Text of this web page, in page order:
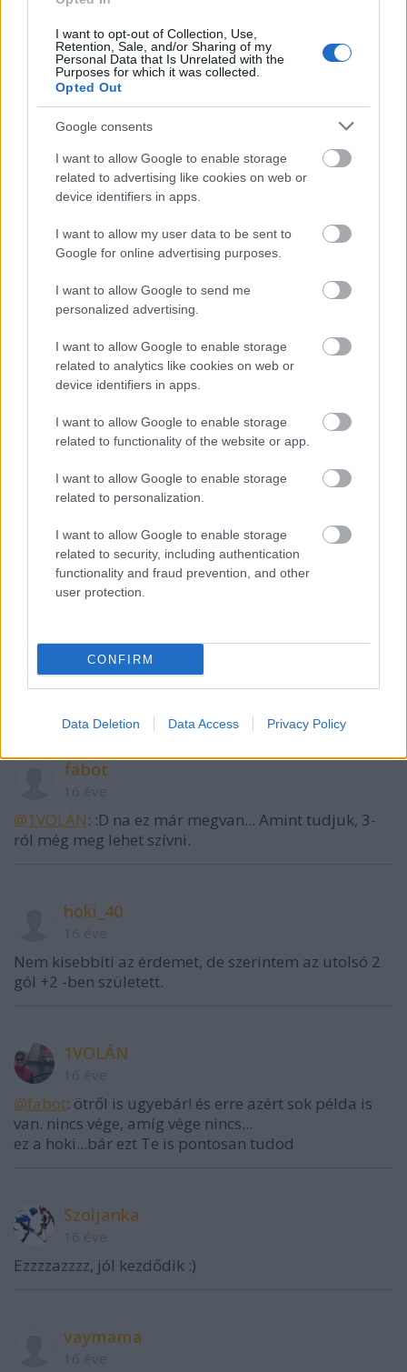
I want to opt-out of Collection, Use,
Retention, Sale, and/or Sharing of my
Personal Data that Is Unrelated with the
Purposes for which it was collected.
Opted Out
Google consents
I want to allow Google to enable storage
related to advertising like cookies on web or
device identifiers in apps.
I want to allow my user data to be sent to
Google for online advertising purposes.
I want to allow Google to send me
personalized advertising.
I want to allow Google to enable storage
related to analytics like cookies on web or
device identifiers in apps.
I want to allow Google to enable storage
related to functionality of the website or app.
I want to allow Google to enable storage
related to personalization.
I want to allow Google to enable storage
related to security, including authentication
functionality and fraud prevention, and other
user protection.
CONFIRM
Data Deletion Data Access Privacy Policy
16 éve
moszkvicssluszkulcs
16 éve
@Miskolcifan: Már 3 az:)))
Rothstein
16 éve
1VOLÁN
Miskolcifan
16 éve
Megzavartuk még apró gólokkal a litvánokat a
harmad végére :D
1VOLÁN
16 éve
fabot
@1VOLÁN: :D na ez már megvan... Amint tudjuk, 3-
ról még meg lehet szívni.
hoki_40
Nem kisebbíti az érdemet, de szerintem az utolsó 2
gól +2 -ben született.
1VOLÁN
@fabot: ötről is ugyebár! és erre azért sok példa is
van. nincs vége, amíg vége nincs...
ez a hoki...bár ezt Te is pontosan tudod
Szoljanka
Ezzzzazzzz, jól kezdődik :)
vaymama